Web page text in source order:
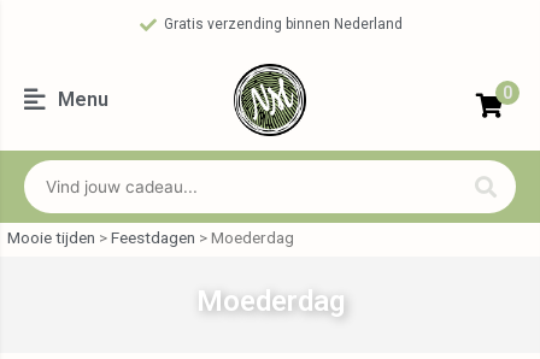
Gratis verzending binnen Nederland
Menu 0
Mooie tijden >Feestdagen >Moederdag
Moederdag